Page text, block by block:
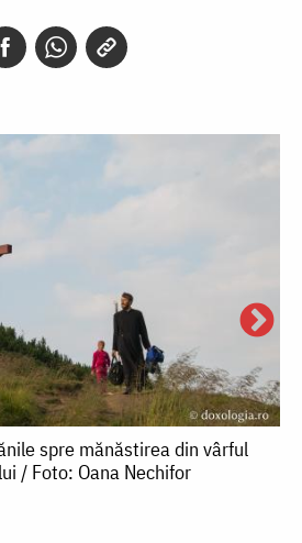
spre mănăstirea din vârful
/ Foto: Oana Nechifor